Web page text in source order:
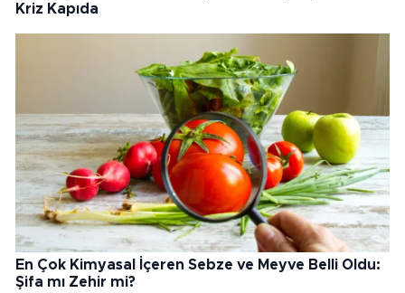
Kriz Kapıda
En Çok Kimyasal İçeren Sebze ve Meyve Belli Oldu:
Şifa mı Zehir mi?